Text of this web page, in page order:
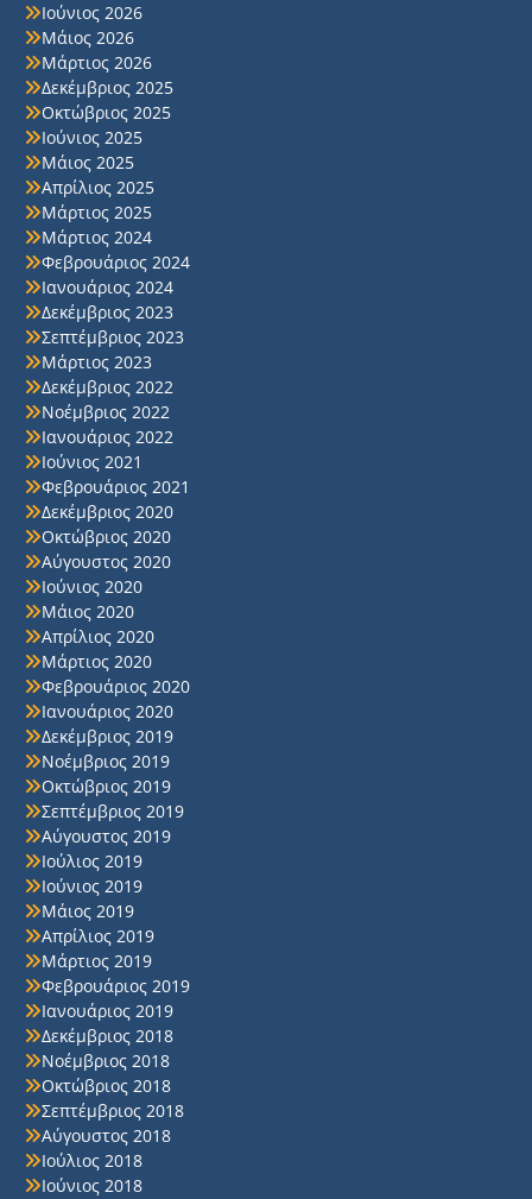
Ιούνιος 2026
Μάιος 2026
Μάρτιος 2026
Δεκέμβριος 2025
Οκτώβριος 2025
Ιούνιος 2025
Μάιος 2025
Απρίλιος 2025
Μάρτιος 2025
Μάρτιος 2024
Φεβρουάριος 2024
Ιανουάριος 2024
Δεκέμβριος 2023
Σεπτέμβριος 2023
Μάρτιος 2023
Δεκέμβριος 2022
Νοέμβριος 2022
Ιανουάριος 2022
Ιούνιος 2021
Φεβρουάριος 2021
Δεκέμβριος 2020
Οκτώβριος 2020
Αύγουστος 2020
Ιούνιος 2020
Μάιος 2020
Απρίλιος 2020
Μάρτιος 2020
Φεβρουάριος 2020
Ιανουάριος 2020
Δεκέμβριος 2019
Νοέμβριος 2019
Οκτώβριος 2019
Σεπτέμβριος 2019
Αύγουστος 2019
Ιούλιος 2019
Ιούνιος 2019
Μάιος 2019
Απρίλιος 2019
Μάρτιος 2019
Φεβρουάριος 2019
Ιανουάριος 2019
Δεκέμβριος 2018
Νοέμβριος 2018
Οκτώβριος 2018
Σεπτέμβριος 2018
Αύγουστος 2018
Ιούλιος 2018
Ιούνιος 2018